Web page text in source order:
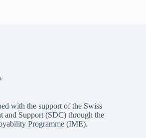
with the support of the Swiss
and Support (SDC) through the
Programme (IME).